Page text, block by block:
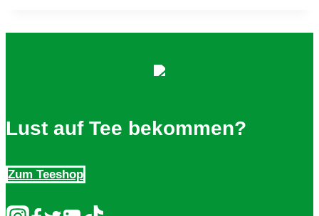
Lust auf Tee bekommen?
Zum Teeshop